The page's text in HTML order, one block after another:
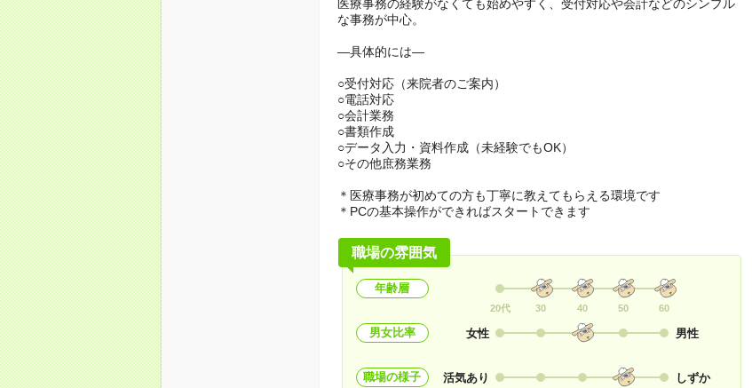
医療事務の経験がなくても始めやすく、受付対応や会計などのシンプル
な事務が中心。
―具体的には―
○受付対応（来院者のご案内）
○電話対応
○会計業務
○書類作成
○データ入力・資料作成（未経験でもOK）
○その他庶務業務
＊医療事務が初めての方も丁寧に教えてもらえる環境です
＊PCの基本操作ができればスタートできます
職場の雰囲気
年齢層
20代 30 40 50 60
男女比率 女性 男性
職場の様子 活気あり しずか